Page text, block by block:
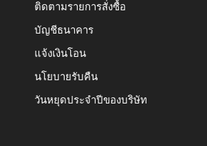
ติดตามรายการสั่งซื้อ
บัญชีธนาคาร
แจ้งเงินโอน
นโยบายรับคืน
วันหยุดประจำปีของบริษัท